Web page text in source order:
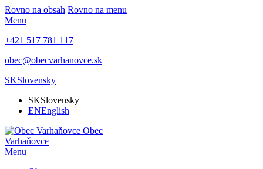
Rovno na obsah Rovno na menu
Menu
+421 517 781 117
obec@obecvarhanovce.sk
SKSlovensky
SKSlovensky
ENEnglish
Obec
Varhaňovce
Menu